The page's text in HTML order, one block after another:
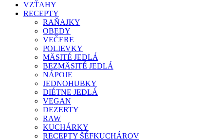
VZŤAHY
RECEPTY
RAŇAJKY
OBEDY
VEČERE
POLIEVKY
MÄSITÉ JEDLÁ
BEZMÄSITÉ JEDLÁ
NÁPOJE
JEDNOHUBKY
DIÉTNE JEDLÁ
VEGAN
DEZERTY
RAW
KUCHÁRKY
RECEPTY ŠÉFKUCHÁROV